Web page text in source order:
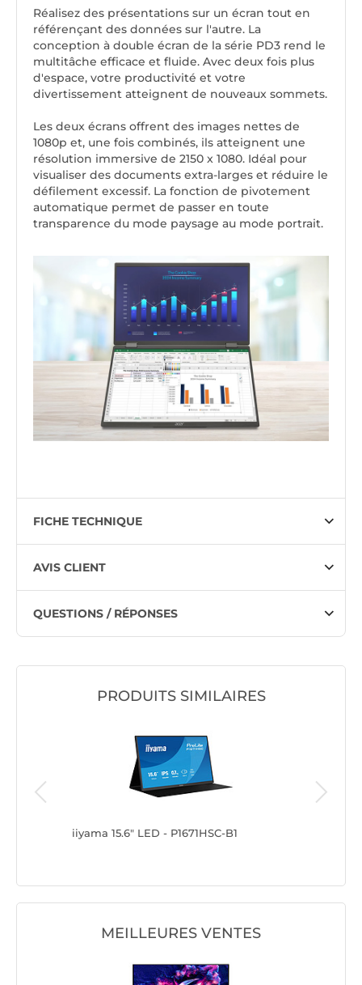
Réalisez des présentations sur un écran tout en
référençant des données sur l'autre. La
conception à double écran de la série PD3 rend le
multitâche efficace et fluide. Avec deux fois plus
d'espace, votre productivité et votre
divertissement atteignent de nouveaux sommets.
Les deux écrans offrent des images nettes de
1080p et, une fois combinés, ils atteignent une
résolution immersive de 2150 x 1080. Idéal pour
visualiser des documents extra-larges et réduire le
défilement excessif. La fonction de pivotement
automatique permet de passer en toute
transparence du mode paysage au mode portrait.
FICHE TECHNIQUE
AVIS CLIENT
QUESTIONS / RÉPONSES
PRODUITS SIMILAIRES
iiyama 15.6" LED - P1671HSC-B1
MEILLEURES VENTES